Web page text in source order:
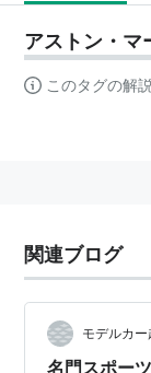
アストン・マ
このタグの解
関連ブログ
モデルカ
名門スポー